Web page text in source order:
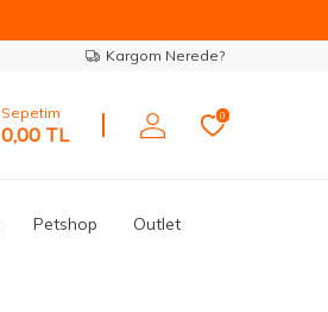
Kargom Nerede?
Sepetim
0,00 TL
0
Petshop Outlet